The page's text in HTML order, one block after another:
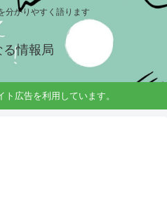
分かりやすく語ります
る情報局
広告を利用しています。